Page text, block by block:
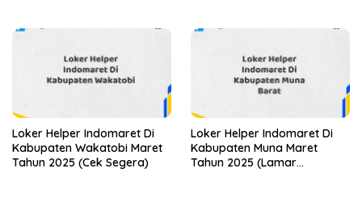
Loker Helper Indomaret Di
Kabupaten Wakatobi Maret
Tahun 2025 (Cek Segera)
Loker Helper Indomaret Di
Kabupaten Muna Maret
Tahun 2025 (Lamar